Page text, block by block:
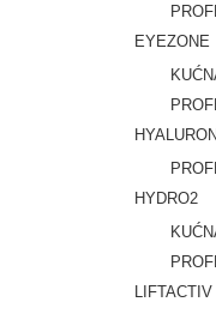
EYEZONE
HYDRO2
LIFTACTIV